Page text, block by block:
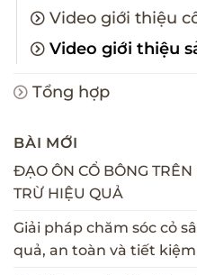
Video giới thiệu
Video giới thiệu
Tổng hợp
BÀI MỚI
ĐẠO ÔN CỔ BÔNG
TRỪ HIỆU QUẢ
Giải pháp chăm sóc cỏ
quả, an toàn và tiết kiệm